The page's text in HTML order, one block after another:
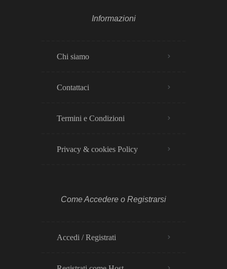
Informazioni
Chi siamo
Contattaci
Termini e Condizioni
Privacy & cookies Policy​
Come Accedere o Registrarsi
Accedi / Registrati